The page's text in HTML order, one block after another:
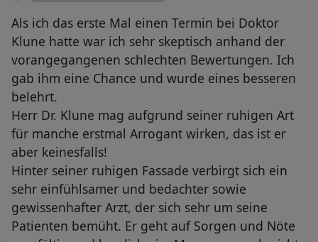
Als ich das erste Mal einen Termin bei Doktor
Klune hatte war ich sehr skeptisch anhand der
vorangegangenen schlechten Bewertungen. Ich
gab ihm eine Chance und wurde eines besseren
belehrt.
Herr Dr. Klune mag aufgrund seiner ruhigen Art
für manche erstmal Arrogant wirken, das ist er
aber keinesfalls!
Hinter seiner ruhigen Fassade verbirgt sich ein
sehr einfühlsamer und bedachter sowie
gewissenhafter Arzt, der sich sehr um seine
Patienten bemüht. Er geht auf Sorgen und Nöte